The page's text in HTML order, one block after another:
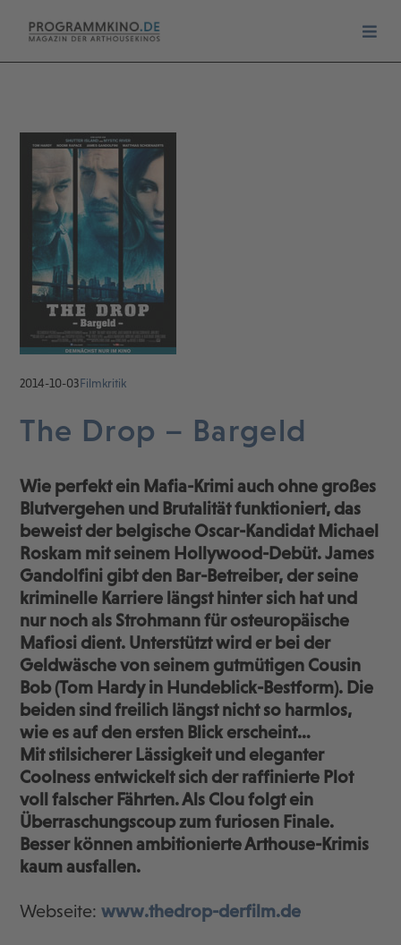
2014-10-03Filmkritik
The Drop – Bargeld
Wie perfekt ein Mafia-Krimi auch ohne großes
Blutvergehen und Brutalität funktioniert, das
beweist der belgische Oscar-Kandidat Michael
Roskam mit seinem Hollywood-Debüt. James
Gandolfini gibt den Bar-Betreiber, der seine
kriminelle Karriere längst hinter sich hat und
nur noch als Strohmann für osteuropäische
Mafiosi dient. Unterstützt wird er bei der
Geldwäsche von seinem gutmütigen Cousin
Bob (Tom Hardy in Hundeblick-Bestform). Die
beiden sind freilich längst nicht so harmlos,
wie es auf den ersten Blick erscheint…
Mit stilsicherer Lässigkeit und eleganter
Coolness entwickelt sich der raffinierte Plot
voll falscher Fährten. Als Clou folgt ein
Überraschungscoup zum furiosen Finale.
Besser können ambitionierte Arthouse-Krimis
kaum ausfallen.
Webseite:www.thedrop-derfilm.de